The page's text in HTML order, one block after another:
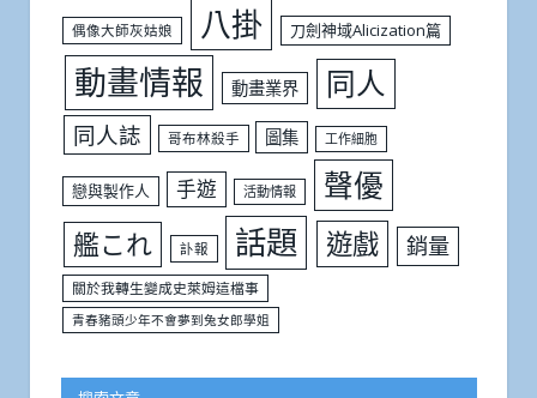
偶像大師灰姑娘 八掛 刀劍神域Alicization篇
動畫情報 動畫業界 同人
同人誌 哥布林殺手 圖集 工作細胞
戀與製作人 手遊 活動情報 聲優
艦これ 訃報 話題 遊戲 銷量
關於我轉生變成史萊姆這檔事
青春豬頭少年不會夢到兔女郎學姐